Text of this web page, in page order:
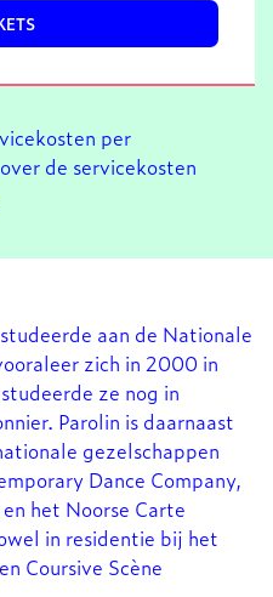
per
de servicekosten
aan de Nationale
zich in 2000 in
ze nog in
Parolin is daarnaast
gezelschappen
Dance Company,
het Noorse Carte
in residentie bij het
Coursive Scène